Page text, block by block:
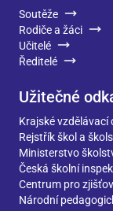
Soutěže
Rodiče a žáci
Učitelé
Ředitelé
Užitečné
Krajské vzdělávací
Rejstřík škol a
Ministerstvo
Česká školní
Centrum pro
Národní